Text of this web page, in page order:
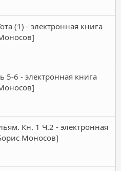
(1) - электронная книга
5-6 - электронная книга
Кн. 1 Ч.2 - электронная
Моносов]